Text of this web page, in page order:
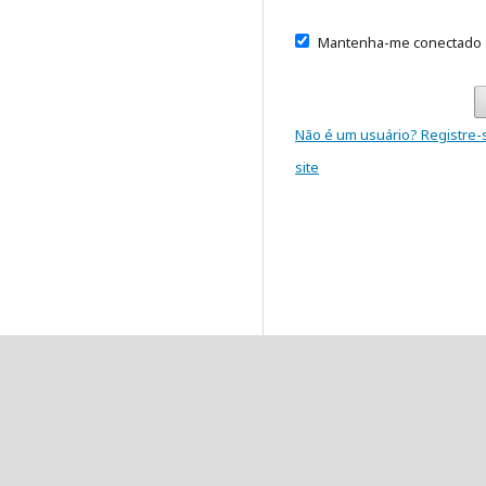
Mantenha-me conectado
Não é um usuário? Registre-
site